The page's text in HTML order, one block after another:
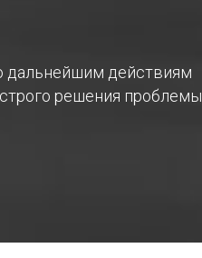
дальнейшим действиям
решения проблемы